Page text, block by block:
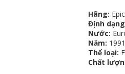
Hãng: Epic
Định
Nước:
Năm: 1991
Thể loại:
Chất